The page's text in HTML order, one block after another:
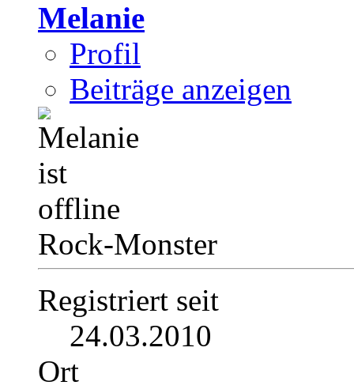
Melanie
Profil
Beiträge anzeigen
Rock-Monster
Registriert seit
24.03.2010
Ort